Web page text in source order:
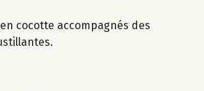
cocotte accompagnés des